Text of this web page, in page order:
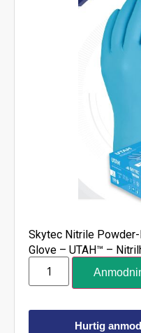
Skytec Nitrile
Glove – UTAH™ –
Hurtig